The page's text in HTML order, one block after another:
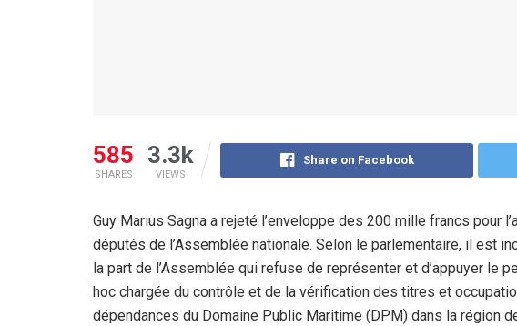
585
SHARES
3.3k
VIEWS
Share on Facebook
Guy Marius Sagna a rejeté l’enveloppe des 200 mille francs pour
députés de l’Assemblée nationale. Selon le parlementaire, il est
la part de l’Assemblée qui refuse de représenter et d’appuyer le
hoc chargée du contrôle et de la vérification des titres et
dépendances du Domaine Public Maritime (DPM) dans la région